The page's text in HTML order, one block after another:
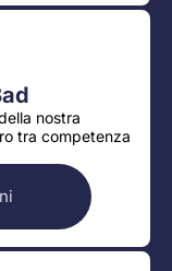
nostra
tra competenza